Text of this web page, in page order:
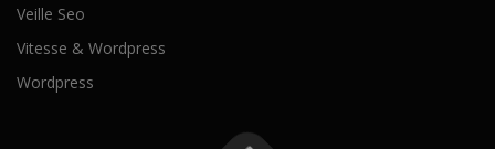
Veille Seo
Vitesse & Wordpress
Wordpress